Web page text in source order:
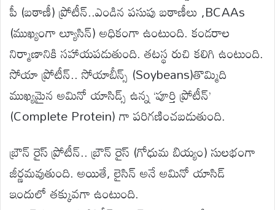
పీ (బఠాణీ) ప్రోటీన్..ఎండిన పసుపు బఠాణీలు ,BCAAs
(ముఖ్యంగా ల్యూసిన్) అధికంగా ఉంటుంది. కండరాల
నిర్మాణానికి సహాయపడుతుంది. తటస్థ రుచి కలిగి ఉంటుంది.
సోయా ప్రోటీన్.. సోయాబీన్స్ (Soybeans)తొమ్మిది
ముఖ్యమైన అమినో యాసిడ్స్ ఉన్న ‘పూర్తి ప్రోటీన్’
(Complete Protein) గా పరిగణించబడుతుంది.
బ్రౌన్ రైస్ ప్రోటీన్.. బ్రౌన్ రైస్ (గోధుమ బియ్యం) సులభంగా
జీర్ణమవుతుంది. అయితే, లైసిన్ అనే అమినో యాసిడ్
ఇందులో తక్కువగా ఉంటుంది.